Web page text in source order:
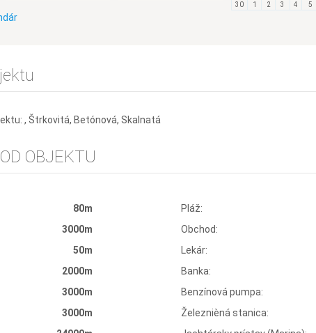
30
1 2 3 4 5
, Štrkovitá, Betónová, Skalnatá
OBJEKTU
80m Pláž:
3000m Obchod:
50m Lekár:
2000m Banka:
3000m Benzínová pumpa:
3000m Železnièná stanica: